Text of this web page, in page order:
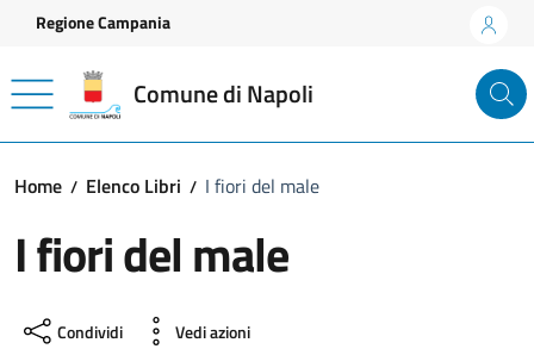
Vai ai contenuti
Vai al footer
Regione Campania
Comune di Napoli
Home Elenco Libri I fiori del male
I fiori del male
Condividi Vedi azioni